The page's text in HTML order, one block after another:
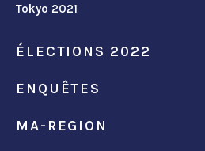
Tokyo 2021
ÉLECTIONS 2022
ENQUÊTES
MA-REGION